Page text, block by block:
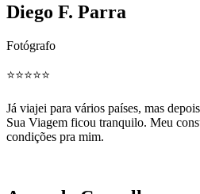
Diego F. Parra
Fotógrafo
⭐️⭐️⭐️⭐️⭐️
Já viajei para vários países, mas
Sua Viagem ficou tranquilo. Meu
condições pra mim.